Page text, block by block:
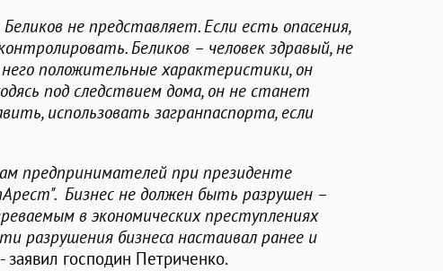
не представляет. Если есть опасения,
Беликов – человек здравый, не
положительные характеристики, он
под следствием дома, он не станет
использовать загранпаспорта, если
предпринимателей при президенте
Бизнес не должен быть разрушен –
в экономических преступлениях
разрушения бизнеса настаивал ранее и
- заявил господин Петриченко.